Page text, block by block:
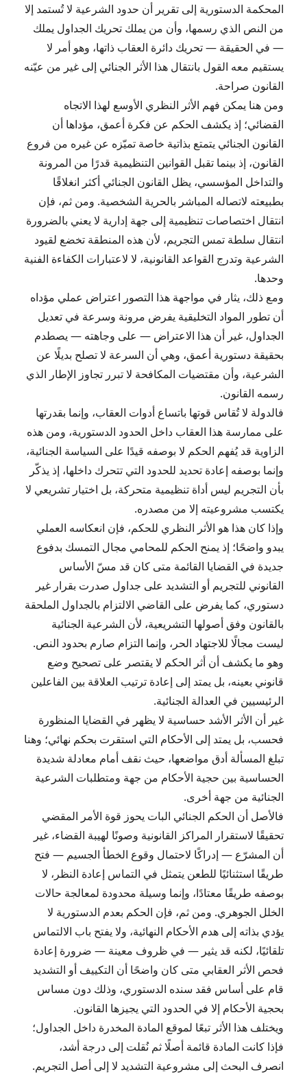
المحكمة الدستورية إلى تقرير أن حدود الشرعية لا تُستمد إلا
من النص الذي رسمها، وأن من يملك تحريك الجداول يملك
— في الحقيقة — تحريك دائرة العقاب ذاتها، وهو أمر لا
يستقيم معه القول بانتقال هذا الأثر الجنائي إلى غير من عيّنه
القانون صراحة.
ومن هنا يمكن فهم الأثر النظري الأوسع لهذا الاتجاه
القضائي؛ إذ يكشف الحكم عن فكرة أعمق، مؤداها أن
القانون الجنائي يتمتع بذاتية خاصة تميّزه عن غيره من فروع
القانون، إذ بينما تقبل القوانين التنظيمية قدرًا من المرونة
والتداخل المؤسسي، يظل القانون الجنائي أكثر انغلاقًا
بطبيعته لاتصاله المباشر بالحرية الشخصية. ومن ثم، فإن
انتقال اختصاصات تنظيمية إلى جهة إدارية لا يعني بالضرورة
انتقال سلطة تمس التجريم، لأن هذه المنطقة تخضع لقيود
الشرعية وتدرج القواعد القانونية، لا لاعتبارات الكفاءة الفنية
وحدها.
ومع ذلك، يثار في مواجهة هذا التصور اعتراض عملي مؤداه
أن تطور المواد التخليقية يفرض مرونة وسرعة في تعديل
الجداول، غير أن هذا الاعتراض — على وجاهته — يصطدم
بحقيقة دستورية أعمق، وهي أن السرعة لا تصلح بديلًا عن
الشرعية، وأن مقتضيات المكافحة لا تبرر تجاوز الإطار الذي
رسمه القانون.
فالدولة لا تُقاس قوتها باتساع أدوات العقاب، وإنما بقدرتها
على ممارسة هذا العقاب داخل الحدود الدستورية، ومن هذه
الزاوية قد يُفهم الحكم لا بوصفه قيدًا على السياسة الجنائية،
وإنما بوصفه إعادة تحديد للحدود التي تتحرك داخلها، إذ يذكّر
بأن التجريم ليس أداة تنظيمية متحركة، بل اختيار تشريعي لا
يكتسب مشروعيته إلا من مصدره.
وإذا كان هذا هو الأثر النظري للحكم، فإن انعكاسه العملي
يبدو واضحًا؛ إذ يمنح الحكم للمحامي مجال التمسك بدفوع
جديدة في القضايا القائمة متى كان قد مسّ الأساس
القانوني للتجريم أو التشديد على جداول صدرت بقرار غير
دستوري، كما يفرض على القاضي الالتزام بالجداول الملحقة
بالقانون وفق أصولها التشريعية، لأن الشرعية الجنائية
ليست مجالًا للاجتهاد الحر، وإنما التزام صارم بحدود النص.
وهو ما يكشف أن أثر الحكم لا يقتصر على تصحيح وضع
قانوني بعينه، بل يمتد إلى إعادة ترتيب العلاقة بين الفاعلين
الرئيسيين في العدالة الجنائية.
غير أن الأثر الأشد حساسية لا يظهر في القضايا المنظورة
فحسب، بل يمتد إلى الأحكام التي استقرت بحكم نهائي؛ وهنا
تبلغ المسألة أدق مواضعها، حيث نقف أمام معادلة شديدة
الحساسية بين حجية الأحكام من جهة ومتطلبات الشرعية
الجنائية من جهة أخرى.
فالأصل أن الحكم الجنائي البات يحوز قوة الأمر المقضي
تحقيقًا لاستقرار المراكز القانونية وصونًا لهيبة القضاء، غير
أن المشرّع — إدراكًا لاحتمال وقوع الخطأ الجسيم — فتح
طريقًا استثنائيًا للطعن يتمثل في التماس إعادة النظر، لا
بوصفه طريقًا معتادًا، وإنما وسيلة محدودة لمعالجة حالات
الخلل الجوهري. ومن ثم، فإن الحكم بعدم الدستورية لا
يؤدي بذاته إلى هدم الأحكام النهائية، ولا يفتح باب الالتماس
تلقائيًا، لكنه قد يثير — في ظروف معينة — ضرورة إعادة
فحص الأثر العقابي متى كان واضحًا أن التكييف أو التشديد
قام على أساس فقد سنده الدستوري، وذلك دون مساس
بحجية الأحكام إلا في الحدود التي يجيزها القانون.
ويختلف هذا الأثر تبعًا لموقع المادة المخدرة داخل الجداول؛
فإذا كانت المادة قائمة أصلًا ثم نُقلت إلى درجة أشد،
انصرف البحث إلى مشروعية التشديد لا إلى أصل التجريم.